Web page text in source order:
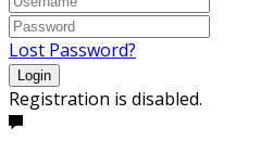
Lost Password?
Login
Registration is disabled.